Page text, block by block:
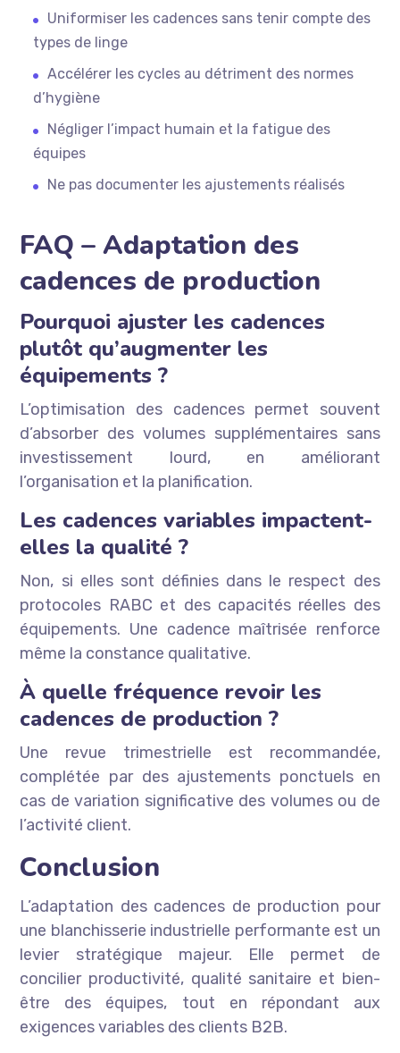
Uniformiser les cadences sans tenir compte des
types de linge
Accélérer les cycles au détriment des normes
d’hygiène
Négliger l’impact humain et la fatigue des
équipes
Ne pas documenter les ajustements réalisés
FAQ – Adaptation des
cadences de production
Pourquoi ajuster les cadences
plutôt qu’augmenter les
équipements ?
L’optimisation des cadences permet souvent
d’absorber des volumes supplémentaires sans
investissement lourd, en améliorant
l’organisation et la planification.
Les cadences variables impactent-
elles la qualité ?
Non, si elles sont définies dans le respect des
protocoles RABC et des capacités réelles des
équipements. Une cadence maîtrisée renforce
même la constance qualitative.
À quelle fréquence revoir les
cadences de production ?
Une revue trimestrielle est recommandée,
complétée par des ajustements ponctuels en
cas de variation significative des volumes ou de
l’activité client.
Conclusion
L’adaptation des cadences de production pour
une blanchisserie industrielle performante est un
levier stratégique majeur. Elle permet de
concilier productivité, qualité sanitaire et bien-
être des équipes, tout en répondant aux
exigences variables des clients B2B.